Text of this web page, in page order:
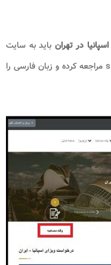
در تهران باید به سایت
کارگزاری BLS به نشانی spainvisa-iran.com مراجعه کرده و زبان فارسی را